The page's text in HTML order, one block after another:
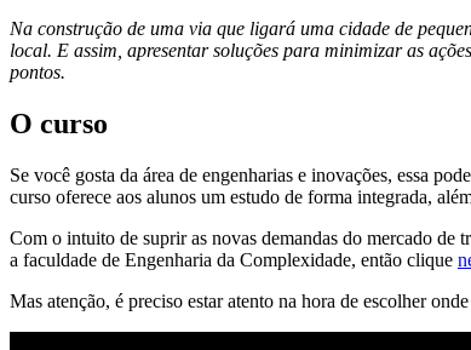
Na construção de uma via que ligará uma cidade de
local. E assim, apresentar soluções para minimizar as
pontos.
O curso
Se você gosta da área de engenharias e inovações, essa
curso oferece aos alunos um estudo de forma integrada,
Com o intuito de suprir as novas demandas do mercado de
a faculdade de Engenharia da Complexidade, então clique
Mas atenção, é preciso estar atento na hora de escolher